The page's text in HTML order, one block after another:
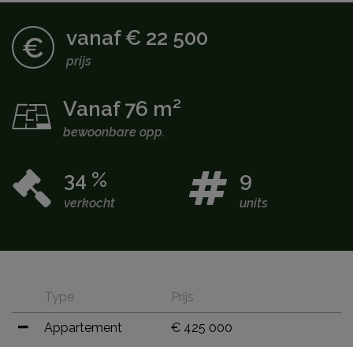
€ vanaf € 22 500
prijs
Vanaf 76 m²
bewoonbare opp.
34 %
verkocht
9
units
Type Prijs
Appartement € 425 000